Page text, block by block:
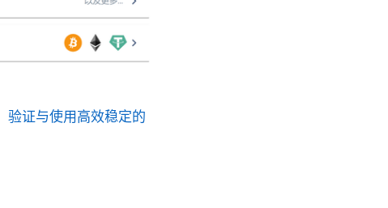
验证与使用高效稳定的